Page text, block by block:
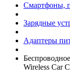
Смартфоны,
Зарядные
Адаптеры
Wireless Car